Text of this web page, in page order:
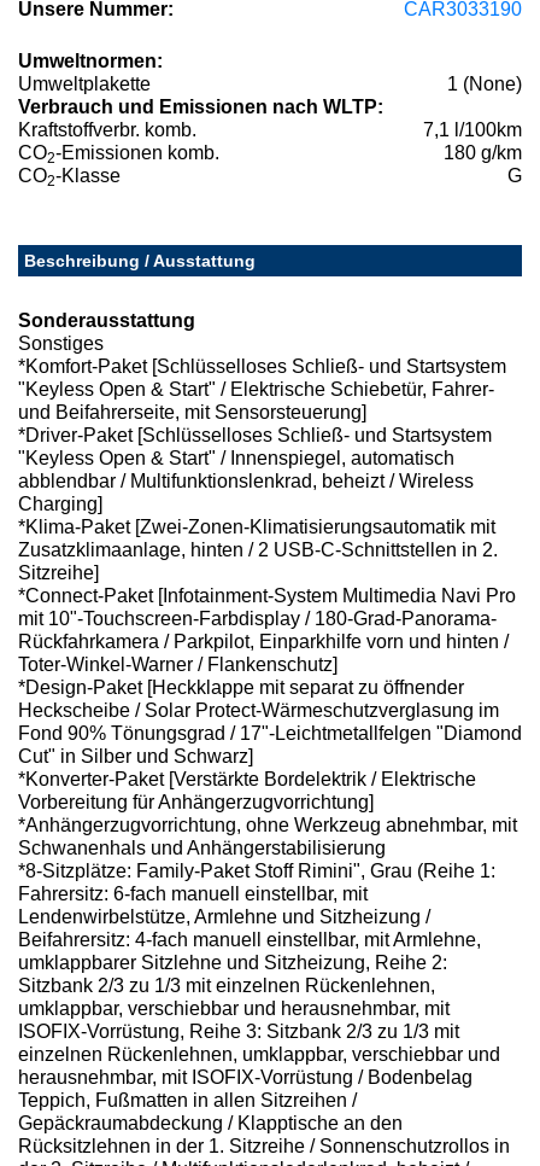
Unsere Nummer:
CAR3033190
Umweltnormen:
Umweltplakette
1 (None)
Verbrauch und Emissionen nach WLTP:
Kraftstoffverbr. komb.
7,1 l/100km
CO2-Emissionen komb.
180 g/km
CO2-Klasse G
Beschreibung / Ausstattung
Sonderausstattung
Sonstiges
*Komfort-Paket [Schlüsselloses Schließ- und Startsystem
"Keyless Open & Start" / Elektrische Schiebetür, Fahrer-
und Beifahrerseite, mit Sensorsteuerung]
*Driver-Paket [Schlüsselloses Schließ- und Startsystem
"Keyless Open & Start" / Innenspiegel, automatisch
abblendbar / Multifunktionslenkrad, beheizt / Wireless
Charging]
*Klima-Paket [Zwei-Zonen-Klimatisierungsautomatik mit
Zusatzklimaanlage, hinten / 2 USB-C-Schnittstellen in 2.
Sitzreihe]
*Connect-Paket [Infotainment-System Multimedia Navi Pro
mit 10"-Touchscreen-Farbdisplay / 180-Grad-Panorama-
Rückfahrkamera / Parkpilot, Einparkhilfe vorn und hinten /
Toter-Winkel-Warner / Flankenschutz]
*Design-Paket [Heckklappe mit separat zu öffnender
Heckscheibe / Solar Protect-Wärmeschutzverglasung im
Fond 90% Tönungsgrad / 17"-Leichtmetallfelgen "Diamond
Cut" in Silber und Schwarz]
*Konverter-Paket [Verstärkte Bordelektrik / Elektrische
Vorbereitung für Anhängerzugvorrichtung]
*Anhängerzugvorrichtung, ohne Werkzeug abnehmbar, mit
Schwanenhals und Anhängerstabilisierung
*8-Sitzplätze: Family-Paket Stoff Rimini", Grau (Reihe 1:
Fahrersitz: 6-fach manuell einstellbar, mit
Lendenwirbelstütze, Armlehne und Sitzheizung /
Beifahrersitz: 4-fach manuell einstellbar, mit Armlehne,
umklappbarer Sitzlehne und Sitzheizung, Reihe 2:
Sitzbank 2/3 zu 1/3 mit einzelnen Rückenlehnen,
umklappbar, verschiebbar und herausnehmbar, mit
ISOFIX-Vorrüstung, Reihe 3: Sitzbank 2/3 zu 1/3 mit
einzelnen Rückenlehnen, umklappbar, verschiebbar und
herausnehmbar, mit ISOFIX-Vorrüstung / Bodenbelag
Teppich, Fußmatten in allen Sitzreihen /
Gepäckraumabdeckung / Klapptische an den
Rücksitzlehnen in der 1. Sitzreihe / Sonnenschutzrollos in